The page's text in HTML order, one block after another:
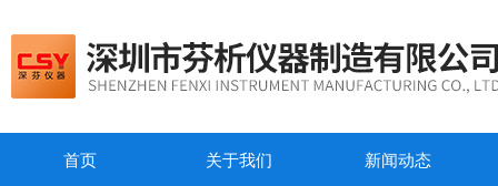
首页 关于我们 新闻动态